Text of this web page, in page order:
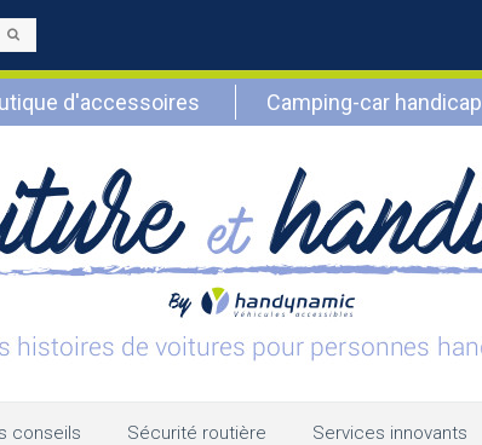
d'accessoires Camping-car handicap
conseils Sécurité routière Services innovants